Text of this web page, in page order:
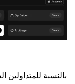
بالنسبة للمتداولين